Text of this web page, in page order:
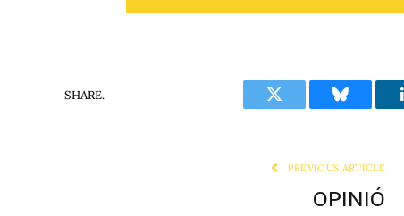
SHARE.
Twitter Bluesky
PREVIOUS ARTICLE
OPINIÓ